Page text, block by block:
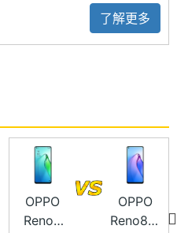
解析度 AMOLED 螢幕
處理器
了解更多
OPPO
Reno8
OPPO
Reno8 Z